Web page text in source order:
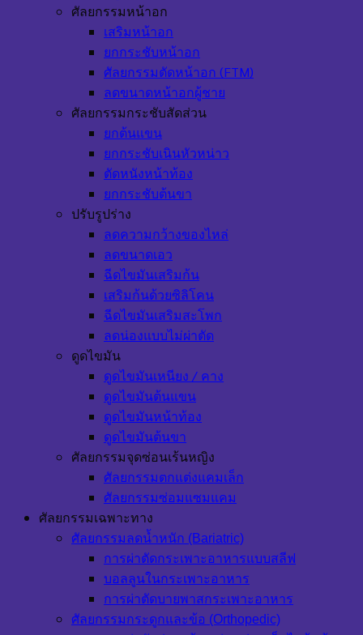
ศัลยกรรมหน้าอก
เสริมหน้าอก
ยกกระชับหน้าอก
ศัลยกรรมตัดหน้าอก (FTM)
ลดขนาดหน้าอกผู้ชาย
ศัลยกรรมกระชับสัดส่วน
ยกต้นแขน
ยกกระชับเนินหัวหน่าว
ตัดหนังหน้าท้อง
ยกกระชับต้นขา
ปรับรูปร่าง
ลดความกว้างของไหล่
ลดขนาดเอว
ฉีดไขมันเสริมก้น
เสริมก้นด้วยซิลิโคน
ฉีดไขมันเสริมสะโพก
ลดน่องแบบไม่ผ่าตัด
ดูดไขมัน
ดูดไขมันเหนียง / คาง
ดูดไขมันต้นแขน
ดูดไขมันหน้าท้อง
ดูดไขมันต้นขา
ศัลยกรรมจุดซ่อนเร้นหญิง
ศัลยกรรมตกแต่งแคมเล็ก
ศัลยกรรมซ่อมแซมแคม
ศัลยกรรมเฉพาะทาง
ศัลยกรรมลดน้ำหนัก (Bariatric)
การผ่าตัดกระเพาะอาหารแบบสลีฟ
บอลลูนในกระเพาะอาหาร
การผ่าตัดบายพาสกระเพาะอาหาร
ศัลยกรรมกระดูกและข้อ (Orthopedic)